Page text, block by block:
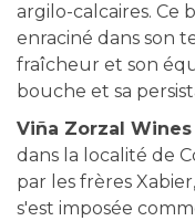
argilo-calcaires. Ce
enraciné dans son
fraîcheur et son
bouche et sa
Viña Zorzal Wines
dans la localité de
par les frères
s'est imposée